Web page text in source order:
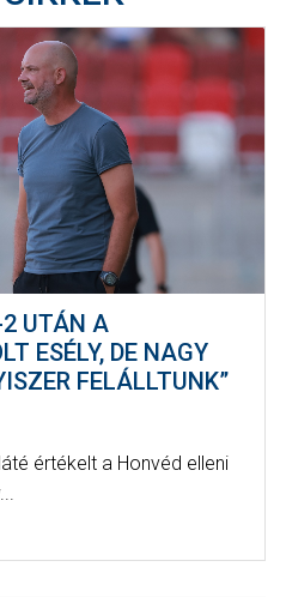
UTÁN A
ESÉLY, DE NAGY
FELÁLLTUNK”
értékelt a Honvéd elleni